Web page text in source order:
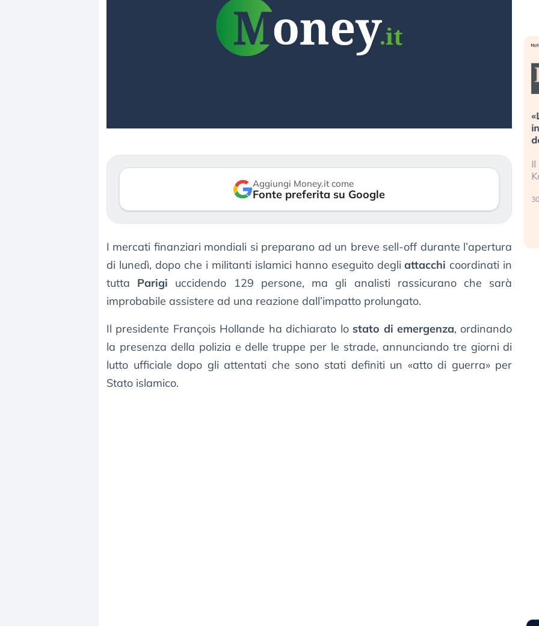
Aggiungi Money.it come
Fonte preferita su Google
I mercati finanziari mondiali si preparano ad un breve sell-off durante l’apertura
di lunedì, dopo che i militanti islamici hanno eseguito degliattacchi coordinati in
tutta Parigi uccidendo 129 persone, ma gli analisti rassicurano che sarà
improbabile assistere ad una reazione dall’impatto prolungato.
Il presidente François Hollande ha dichiarato lo stato di emergenza, ordinando
la presenza della polizia e delle truppe per le strade, annunciando tre giorni di
lutto ufficiale dopo gli attentati che sono stati definiti un «atto di guerra» per
Stato islamico.
correzione. Cosa sta guidando il
3 agosto 2026
in preda al panico dopo lo scoppio
Kospi, mentre gli investitori retail (…)
30 luglio 2026